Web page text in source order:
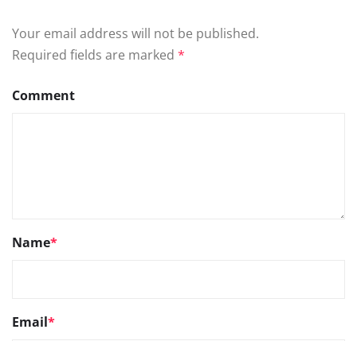
Your email address will not be published.
Required fields are marked *
Comment
Name*
Email*